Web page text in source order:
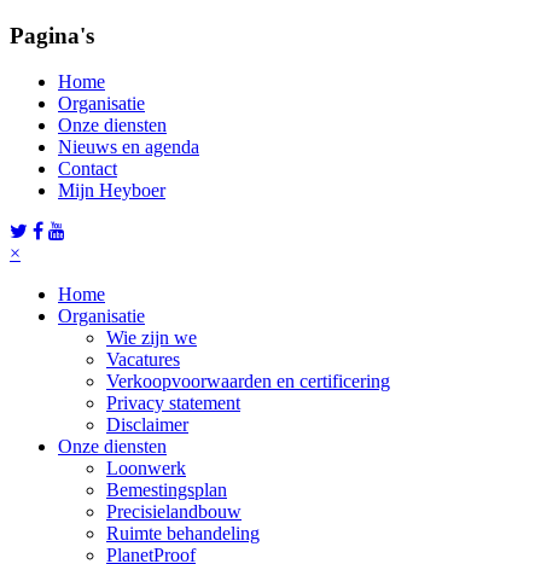
Pagina's
Home
Organisatie
Onze diensten
Nieuws en agenda
Contact
Mijn Heyboer
×
Home
Organisatie
Wie zijn we
Vacatures
Verkoopvoorwaarden en certificering
Privacy statement
Disclaimer
Onze diensten
Loonwerk
Bemestingsplan
Precisielandbouw
Ruimte behandeling
PlanetProof